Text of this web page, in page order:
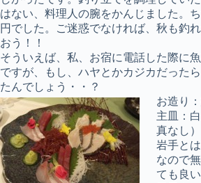
はない、料理人の腕をかんじました。
円でした。ご迷惑でなければ、秋も釣
おう！！
そういえば、私、お宿に電話した際に
ですが、もし、ハヤとかカジカだった
たんでしょう・・？
お造り
主皿：
真なし）
岩手と
なので
ても良